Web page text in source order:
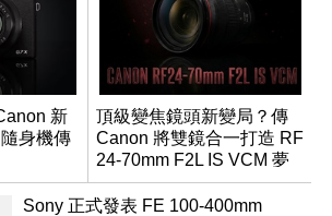
新
身機傳
頂級變焦鏡頭新變局？傳
Canon 將雙鏡合一打造 RF
24-70mm F2L IS VCM 夢
幻規格
Sony 正式發表 FE 100-400mm